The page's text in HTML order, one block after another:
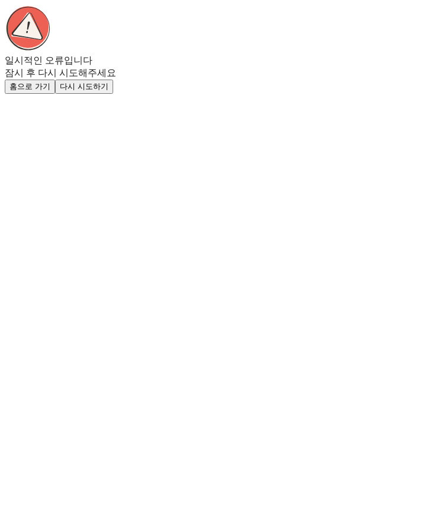
일시적인 오류입니다
잠시 후 다시 시도해주세요
홈으로 가기 다시 시도하기